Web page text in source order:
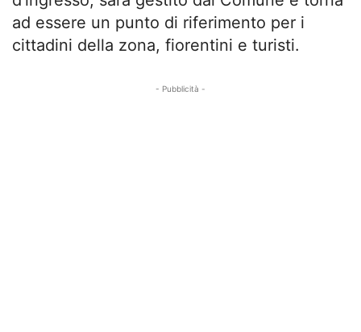
ad essere un punto di riferimento per i
cittadini della zona, fiorentini e turisti.
- Pubblicità -